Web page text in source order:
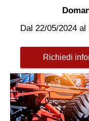
Dal 22/05/2024 al
Richiedi